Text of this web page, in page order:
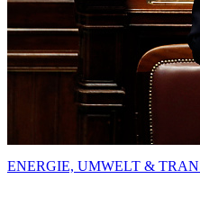
ENERGIE, UMWELT &